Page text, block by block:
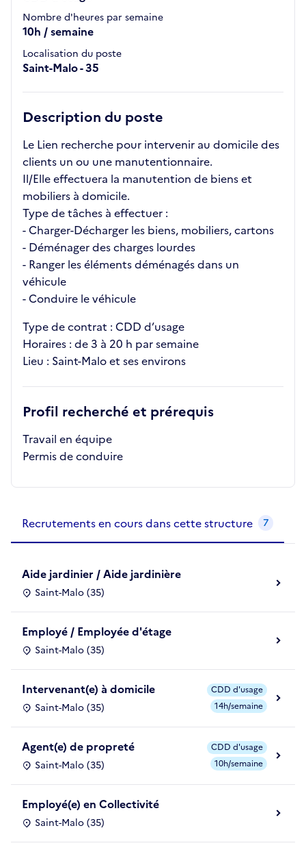
Nombre d'heures par semaine
10h / semaine
Localisation du poste
Saint-Malo - 35
Description du poste
Le Lien recherche pour intervenir au domicile des
clients un ou une manutentionnaire.
Il/Elle effectuera la manutention de biens et
mobiliers à domicile.
Type de tâches à effectuer :
- Charger-Décharger les biens, mobiliers, cartons
- Déménager des charges lourdes
- Ranger les éléments déménagés dans un
véhicule
- Conduire le véhicule
Type de contrat : CDD d’usage
Horaires : de 3 à 20 h par semaine
Lieu : Saint-Malo et ses environs
Profil recherché et prérequis
Travail en équipe
Permis de conduire
Recrutements en cours dans cette structure 7
Aide jardinier / Aide jardinière
Saint-Malo (35)
Employé / Employée d'étage
Saint-Malo (35)
Intervenant(e) à domicile
Saint-Malo (35)
CDD d'usage
14h/semaine
Agent(e) de propreté
Saint-Malo (35)
CDD d'usage
10h/semaine
Employé(e) en Collectivité
Saint-Malo (35)